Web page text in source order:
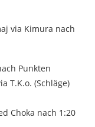
via Kimura nach
Punkten
T.K.o. (Schläge)
Choka nach 1:20